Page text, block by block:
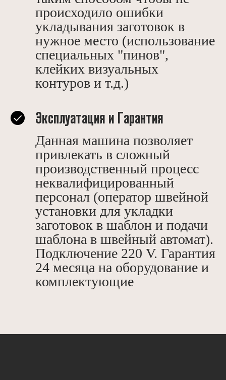
происходило ошибки
укладывания заготовок в
нужное место (использование
специальных "пинов",
клейких визуальных
контуров и т.д.)
Эксплуатация и Гарантия
Данная машина позволяет
привлекать в сложный
производственный процесс
неквалифицированный
персонал (оператор швейной
установки для укладки
заготовок в шаблон и подачи
шаблона в швейный автомат).
Подключение 220 V. Гарантия
24 месяца на оборудование и
комплектующие